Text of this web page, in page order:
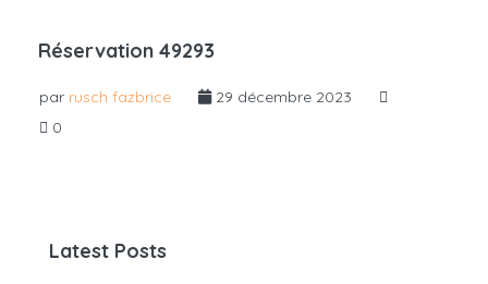
Réservation 49293
par rusch fazbrice
29 décembre 2023
0
Latest Posts